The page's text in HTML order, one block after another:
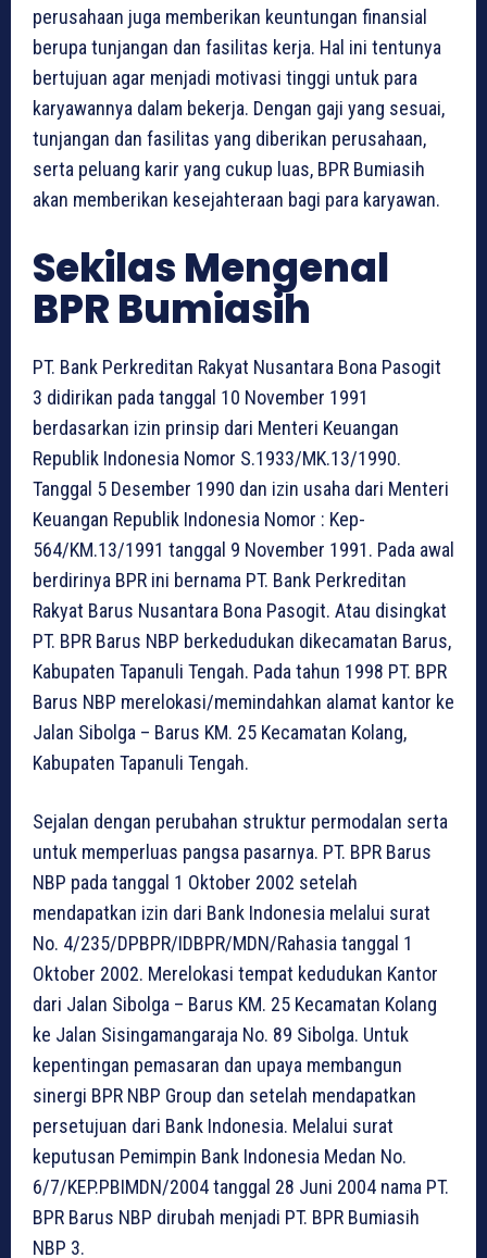
perusahaan juga memberikan keuntungan finansial
berupa tunjangan dan fasilitas kerja. Hal ini tentunya
bertujuan agar menjadi motivasi tinggi untuk para
karyawannya dalam bekerja. Dengan gaji yang sesuai,
tunjangan dan fasilitas yang diberikan perusahaan,
serta peluang karir yang cukup luas, BPR Bumiasih
akan memberikan kesejahteraan bagi para karyawan.
Sekilas Mengenal
BPR Bumiasih
PT. Bank Perkreditan Rakyat Nusantara Bona Pasogit
3 didirikan pada tanggal 10 November 1991
berdasarkan izin prinsip dari Menteri Keuangan
Republik Indonesia Nomor S.1933/MK.13/1990.
Tanggal 5 Desember 1990 dan izin usaha dari Menteri
Keuangan Republik Indonesia Nomor : Kep-
564/KM.13/1991 tanggal 9 November 1991. Pada awal
berdirinya BPR ini bernama PT. Bank Perkreditan
Rakyat Barus Nusantara Bona Pasogit. Atau disingkat
PT. BPR Barus NBP berkedudukan dikecamatan Barus,
Kabupaten Tapanuli Tengah. Pada tahun 1998 PT. BPR
Barus NBP merelokasi/memindahkan alamat kantor ke
Jalan Sibolga – Barus KM. 25 Kecamatan Kolang,
Kabupaten Tapanuli Tengah.
Sejalan dengan perubahan struktur permodalan serta
untuk memperluas pangsa pasarnya. PT. BPR Barus
NBP pada tanggal 1 Oktober 2002 setelah
mendapatkan izin dari Bank Indonesia melalui surat
No. 4/235/DPBPR/IDBPR/MDN/Rahasia tanggal 1
Oktober 2002. Merelokasi tempat kedudukan Kantor
dari Jalan Sibolga – Barus KM. 25 Kecamatan Kolang
ke Jalan Sisingamangaraja No. 89 Sibolga. Untuk
kepentingan pemasaran dan upaya membangun
sinergi BPR NBP Group dan setelah mendapatkan
persetujuan dari Bank Indonesia. Melalui surat
keputusan Pemimpin Bank Indonesia Medan No.
6/7/KEP.PBIMDN/2004 tanggal 28 Juni 2004 nama PT.
BPR Barus NBP dirubah menjadi PT. BPR Bumiasih
NBP 3.